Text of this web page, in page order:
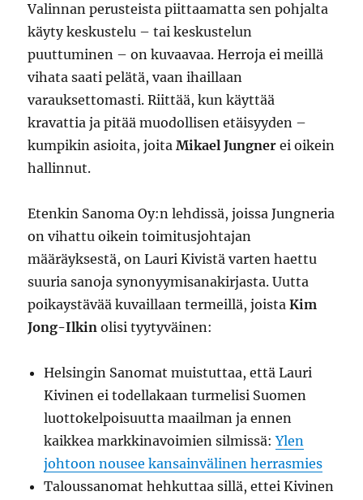
Valinnan perusteista piittaamatta sen pohjalta
käyty keskustelu – tai keskustelun
puuttuminen – on kuvaavaa. Herroja ei meillä
vihata saati pelätä, vaan ihaillaan
varauksettomasti. Riittää, kun käyttää
kravattia ja pitää muodollisen etäisyyden –
kumpikin asioita, joitaMikael Jungner ei oikein
hallinnut.
Etenkin Sanoma Oy:n lehdissä, joissa Jungneria
on vihattu oikein toimitusjohtajan
määräyksestä, on Lauri Kivistä varten haettu
suuria sanoja synonyymisanakirjasta. Uutta
poikaystävää kuvaillaan termeillä, joistaKim
Jong-Ilkin olisi tyytyväinen:
Helsingin Sanomat muistuttaa, että Lauri
Kivinen ei todellakaan turmelisi Suomen
luottokelpoisuutta maailman ja ennen
kaikkea markkinavoimien silmissä:Ylen
johtoon nousee kansainvälinen herrasmies
Taloussanomat hehkuttaa sillä, ettei Kivinen